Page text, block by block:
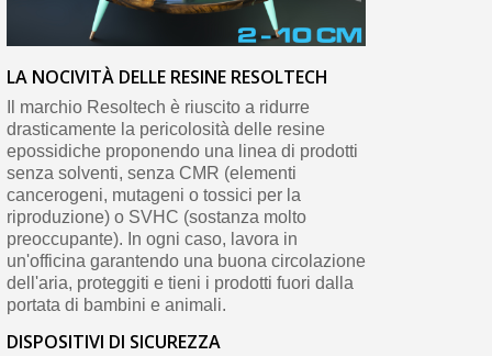
LA NOCIVITÀ DELLE RESINE RESOLTECH
Il marchio Resoltech è riuscito a ridurre
drasticamente la pericolosità delle resine
epossidiche proponendo una linea di prodotti
senza solventi, senza CMR (elementi
cancerogeni, mutageni o tossici per la
riproduzione) o SVHC (sostanza molto
preoccupante). In ogni caso, lavora in
un'officina garantendo una buona circolazione
dell'aria, proteggiti e tieni i prodotti fuori dalla
portata di bambini e animali.
DISPOSITIVI DI SICUREZZA